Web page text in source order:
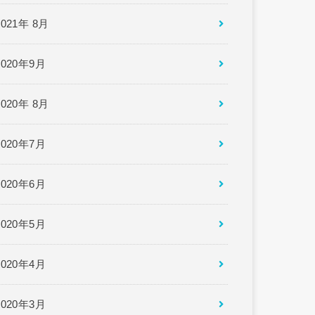
年 8月
年9月
年 8月
年7月
年6月
年5月
年4月
年3月